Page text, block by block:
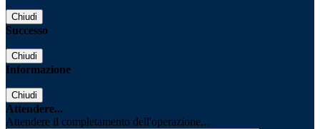
Chiudi
Successo
Chiudi
Informazione
Chiudi
Attendere...
Attendere il completamento dell'operazione...